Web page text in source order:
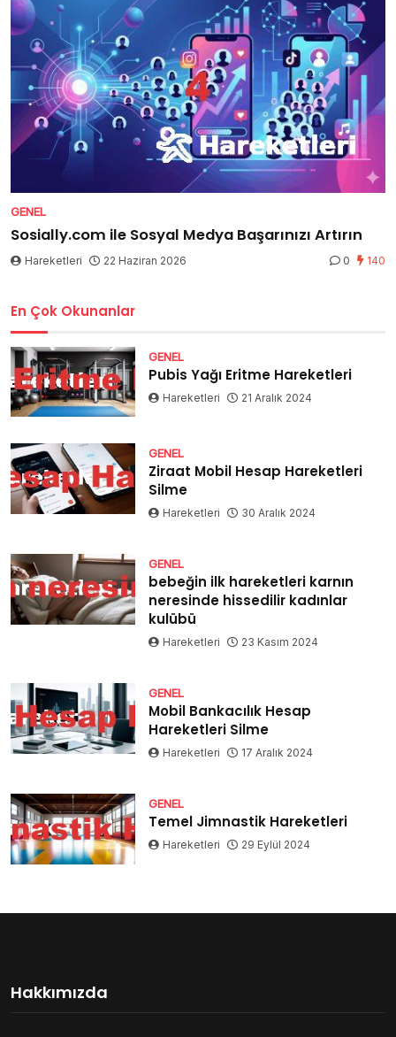
GENEL
Sosially.com ile Sosyal Medya Başarınızı Artırın
Hareketleri 22 Haziran 2026 0 140
En Çok Okunanlar
GENEL
Pubis Yağı Eritme Hareketleri
Hareketleri 21 Aralık 2024
GENEL
Ziraat Mobil Hesap Hareketleri
Silme
Hareketleri 30 Aralık 2024
GENEL
bebeğin ilk hareketleri karnın
neresinde hissedilir kadınlar
kulübü
Hareketleri 23 Kasım 2024
GENEL
Mobil Bankacılık Hesap
Hareketleri Silme
Hareketleri 17 Aralık 2024
GENEL
Temel Jimnastik Hareketleri
Hareketleri 29 Eylül 2024
Hakkımızda